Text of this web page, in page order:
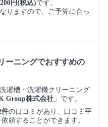
円(税込)です。
りますので、ご予算に合っ
ーニングでおすすめの
濯槽・洗濯機クリーニング
Group株式会社 」です。
件の口コミがあり、口コミ平
依頼することができます。